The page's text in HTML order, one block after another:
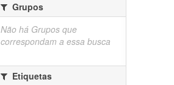
Grupos
Não há Grupos que
correspondam a essa busca
Etiquetas